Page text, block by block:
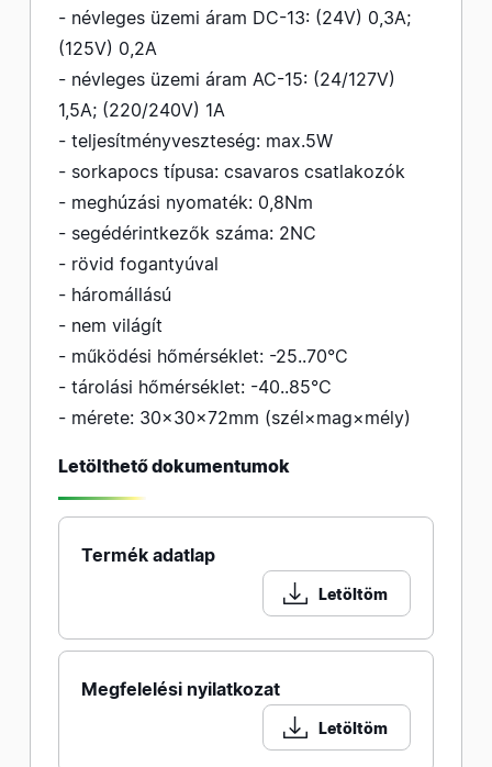
- névleges üzemi áram DC-13: (24V) 0,3A;
(125V) 0,2A
- névleges üzemi áram AC-15: (24/127V)
1,5A; (220/240V) 1A
- teljesítményveszteség: max.5W
- sorkapocs típusa: csavaros csatlakozók
- meghúzási nyomaték: 0,8Nm
- segédérintkezők száma: 2NC
- rövid fogantyúval
- háromállású
- nem világít
- működési hőmérséklet: -25..70°C
- tárolási hőmérséklet: -40..85°C
- mérete: 30×30×72mm (szél×mag×mély)
Letölthető dokumentumok
Termék adatlap
Letöltöm
Megfelelési nyilatkozat
Letöltöm